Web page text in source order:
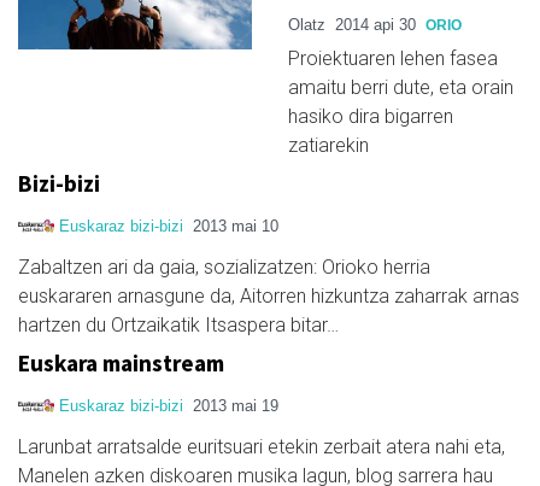
Olatz 2014 api 30 ORIO
Proiektuaren lehen fasea
amaitu berri dute, eta orain
hasiko dira bigarren
zatiarekin
Bizi-bizi
Euskaraz bizi-bizi 2013 mai 10
Zabaltzen ari da gaia, sozializatzen: Orioko herria
euskararen arnasgune da, Aitorren hizkuntza zaharrak arnas
hartzen du Ortzaikatik Itsaspera bitar…
Euskara mainstream
Euskaraz bizi-bizi 2013 mai 19
Larunbat arratsalde euritsuari etekin zerbait atera nahi eta,
Manelen azken diskoaren musika lagun, blog sarrera hau